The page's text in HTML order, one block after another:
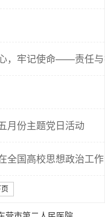
，牢记使命——责任
月份主题党日活动
全国高校思想政治工
页